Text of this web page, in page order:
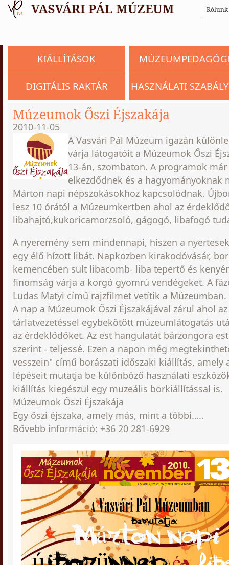
Rólunk
KIÁLLÍTÁSOK
DIGITÁLIS RAKTÁR HASZNÁLATI
Múzeumok Őszi Éjszakája
2010-11-05
A Vasvári Pál Múzeum igazán
várja látogatóit a Múzeumok Őszi
13-án, szombaton. A programok
elkezdődnek és a hagyományoknak
Márton napi népszokásokhoz kapcsolódnak.
lesz 10 órától a Múzeumkertben ahol az
libahajtó,kukoricamorzsoló, gágogó, libafogó
A nyeremény sem mindennapi, hiszen a
egy élő hízott libát. Napközben kirakodóvásár,
kemencében sült libacomb- liba tepertő és
finomság várja a korgó gyomrú vendégeket. A
Ludas Matyi című rajzfilmet vetítik a Múzeumban.
A nap a Múzeumok Őszi Éjszakájával zárul ahol
tárlatvezetéssel egybekötött múzeumlátogatás
az érdeklődőket. Az est hangulatát bárzongora
szerint - teljessé. Ezen a napon még
vesszein" című borászati időszaki kiállítás, amely
lépéseit mutatja be különböző használati
kiállítás kiegészül egy muzeális borkiállítással is.
Múzeumok Őszi Éjszakája
Egy őszi éjszaka, amely más, mint a többi…..
Bővebb információ: +36 20 281-6929